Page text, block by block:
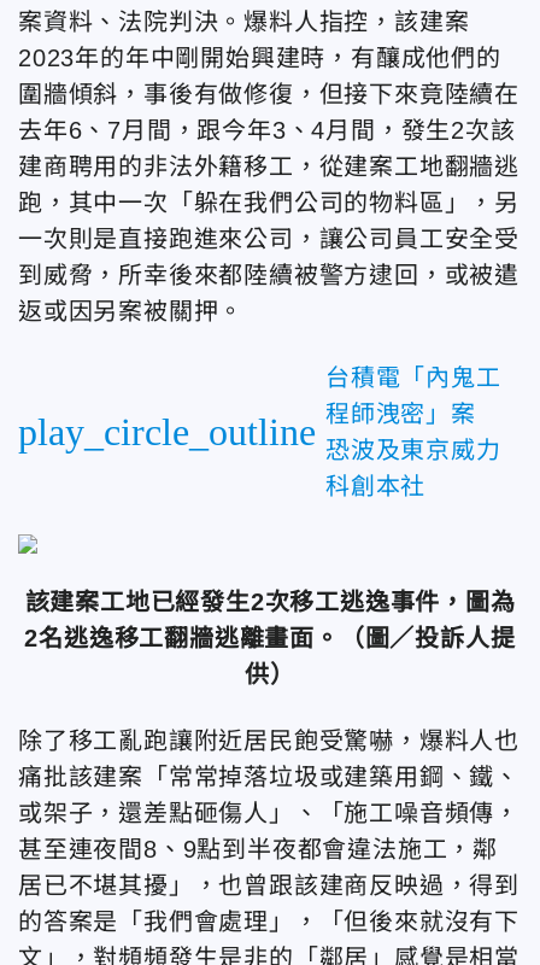
案資料、法院判決。爆料人指控，該建案
2023年的年中剛開始興建時，有釀成他們的
圍牆傾斜，事後有做修復，但接下來竟陸續在
去年6、7月間，跟今年3、4月間，發生2次該
建商聘用的非法外籍移工，從建案工地翻牆逃
跑，其中一次「躲在我們公司的物料區」，另
一次則是直接跑進來公司，讓公司員工安全受
到威脅，所幸後來都陸續被警方逮回，或被遣
返或因另案被關押。
play_circle_outline
台積電「內鬼工
程師洩密」案
恐波及東京威力
科創本社
該建案工地已經發生2次移工逃逸事件，圖為
2名逃逸移工翻牆逃離畫面。
（圖／投訴人提
供）
除了移工亂跑讓附近居民飽受驚嚇，爆料人也
痛批該建案「常常掉落垃圾或建築用鋼、鐵、
或架子，還差點砸傷人」、「施工噪音頻傳，
甚至連夜間8、9點到半夜都會違法施工，鄰
居已不堪其擾」，也曾跟該建商反映過，得到
的答案是「我們會處理」，「但後來就沒有下
文」，對頻頻發生是非的「鄰居」感覺是相當